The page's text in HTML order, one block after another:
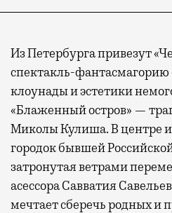
Из Петербурга привезут
спектакль-фантасмагорию
клоунады и эстетики
«Блаженный остров» —
Миколы Кулиша. В центре
городок бывшей
затронутая ветрами
асессора Савватия
мечтает сберечь родных и